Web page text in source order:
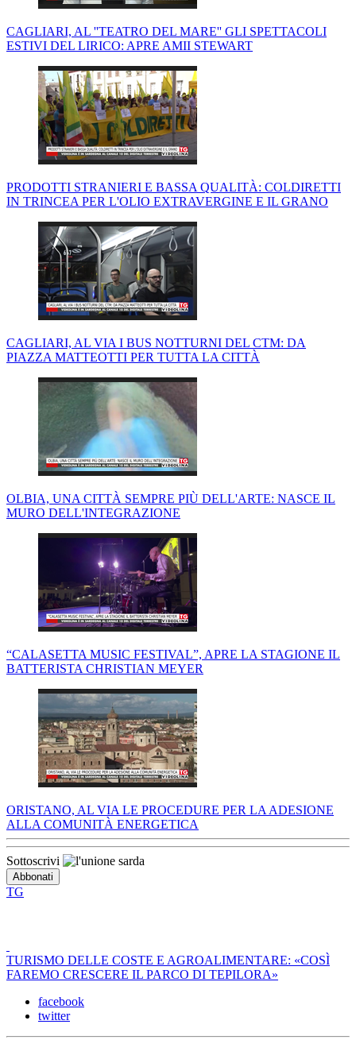
CAGLIARI, AL ''TEATRO DEL MARE'' GLI SPETTACOLI
ESTIVI DEL LIRICO: APRE AMII STEWART
PRODOTTI STRANIERI E BASSA QUALITÀ: COLDIRETTI
IN TRINCEA PER L'OLIO EXTRAVERGINE E IL GRANO
CAGLIARI, AL VIA I BUS NOTTURNI DEL CTM: DA
PIAZZA MATTEOTTI PER TUTTA LA CITTÀ
OLBIA, UNA CITTÀ SEMPRE PIÙ DELL'ARTE: NASCE IL
MURO DELL'INTEGRAZIONE
“CALASETTA MUSIC FESTIVAL”, APRE LA STAGIONE IL
BATTERISTA CHRISTIAN MEYER
ORISTANO, AL VIA LE PROCEDURE PER LA ADESIONE
ALLA COMUNITÀ ENERGETICA
Sottoscrivi
TG
TURISMO DELLE COSTE E AGROALIMENTARE: «COSÌ
FAREMO CRESCERE IL PARCO DI TEPILORA»
facebook
twitter